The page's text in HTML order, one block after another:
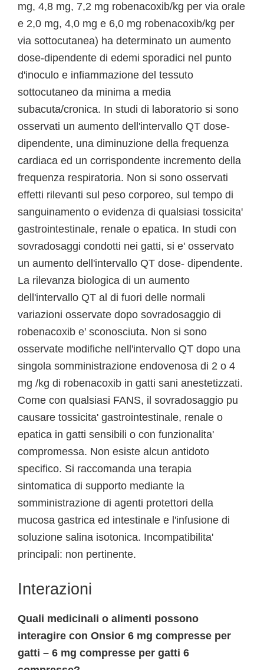
mg, 4,8 mg, 7,2 mg robenacoxib/kg per via orale
e 2,0 mg, 4,0 mg e 6,0 mg robenacoxib/kg per
via sottocutanea) ha determinato un aumento
dose-dipendente di edemi sporadici nel punto
d'inoculo e infiammazione del tessuto
sottocutaneo da minima a media
subacuta/cronica. In studi di laboratorio si sono
osservati un aumento dell'intervallo QT dose-
dipendente, una diminuzione della frequenza
cardiaca ed un corrispondente incremento della
frequenza respiratoria. Non si sono osservati
effetti rilevanti sul peso corporeo, sul tempo di
sanguinamento o evidenza di qualsiasi tossicita'
gastrointestinale, renale o epatica. In studi con
sovradosaggi condotti nei gatti, si e' osservato
un aumento dell'intervallo QT dose- dipendente.
La rilevanza biologica di un aumento
dell'intervallo QT al di fuori delle normali
variazioni osservate dopo sovradosaggio di
robenacoxib e' sconosciuta. Non si sono
osservate modifiche nell'intervallo QT dopo una
singola somministrazione endovenosa di 2 o 4
mg /kg di robenacoxib in gatti sani anestetizzati.
Come con qualsiasi FANS, il sovradosaggio pu
causare tossicita' gastrointestinale, renale o
epatica in gatti sensibili o con funzionalita'
compromessa. Non esiste alcun antidoto
specifico. Si raccomanda una terapia
sintomatica di supporto mediante la
somministrazione di agenti protettori della
mucosa gastrica ed intestinale e l'infusione di
soluzione salina isotonica. Incompatibilita'
principali: non pertinente.
Interazioni
Quali medicinali o alimenti possono
interagire con Onsior 6 mg compresse per
gatti – 6 mg compresse per gatti 6